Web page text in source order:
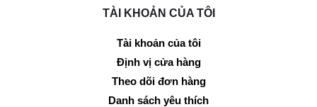
TÀI KHOẢN CỦA TÔI
Tài khoản của tôi
Định vị cửa hàng
Theo dõi đơn hàng
Danh sách yêu thích